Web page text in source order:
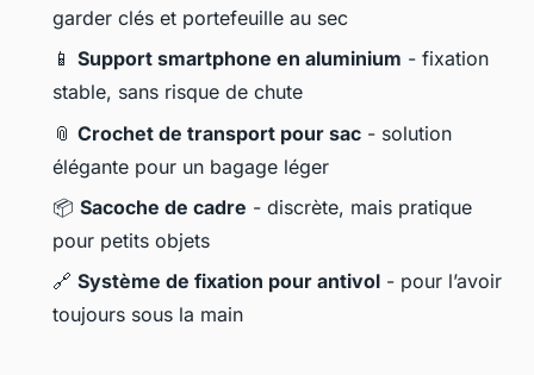
garder clés et portefeuille au sec
📱 Support smartphone en aluminium - fixation
stable, sans risque de chute
📎 Crochet de transport pour sac - solution
élégante pour un bagage léger
📦 Sacoche de cadre - discrète, mais pratique
pour petits objets
🔗 Système de fixation pour antivol - pour l’avoir
toujours sous la main